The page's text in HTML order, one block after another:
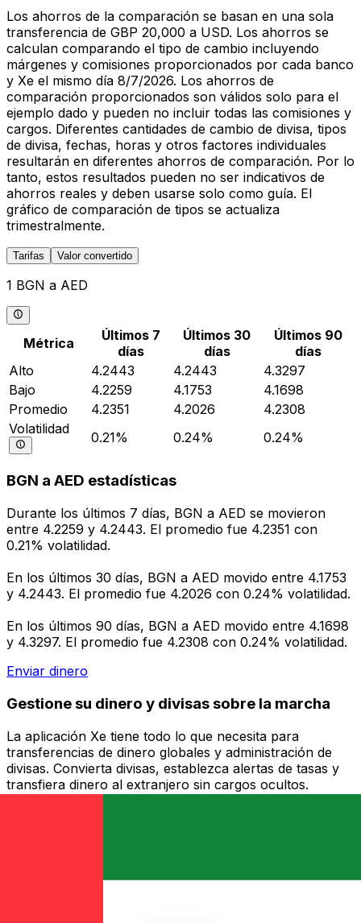
Los ahorros de la comparación se basan en una sola
transferencia de GBP 20,000 a USD. Los ahorros se
calculan comparando el tipo de cambio incluyendo
márgenes y comisiones proporcionados por cada banco
y Xe el mismo día 8/7/2026. Los ahorros de
comparación proporcionados son válidos solo para el
ejemplo dado y pueden no incluir todas las comisiones y
cargos. Diferentes cantidades de cambio de divisa, tipos
de divisa, fechas, horas y otros factores individuales
resultarán en diferentes ahorros de comparación. Por lo
tanto, estos resultados pueden no ser indicativos de
ahorros reales y deben usarse solo como guía. El
gráfico de comparación de tipos se actualiza
trimestralmente.
Tarifas Valor convertido
1 BGN a AED
Métrica
Últimos 7
días
Últimos 30
días
Últimos 90
días
Alto
4.2443 4.2443
4.3297
Bajo
4.2259 4.1753
4.1698
Promedio
4.2351 4.2026
4.2308
Volatilidad
0.21% 0.24% 0.24%
BGN a AED estadísticas
Durante los últimos 7 días, BGN a AED se movieron
entre 4.2259 y 4.2443. El promedio fue 4.2351 con
0.21% volatilidad.
En los últimos 30 días, BGN a AED movido entre 4.1753
y 4.2443. El promedio fue 4.2026 con 0.24% volatilidad.
En los últimos 90 días, BGN a AED movido entre 4.1698
y 4.3297. El promedio fue 4.2308 con 0.24% volatilidad.
Enviar dinero
Gestione su dinero y divisas sobre la marcha
La aplicación Xe tiene todo lo que necesita para
transferencias de dinero globales y administración de
divisas. Convierta divisas, establezca alertas de tasas y
transfiera dinero al extranjero sin cargos ocultos.